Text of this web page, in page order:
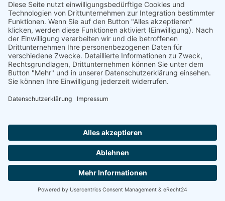
Alexander-Stift Hegnach